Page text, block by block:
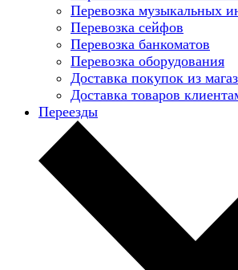
Перевозка музыкальных
Перевозка сейфов
Перевозка банкоматов
Перевозка оборудования
Доставка покупок из
Доставка товаров
Переезды